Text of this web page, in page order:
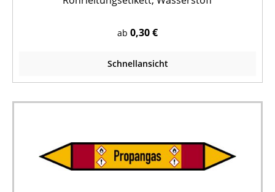
ab 0,30 €
Schnellansicht